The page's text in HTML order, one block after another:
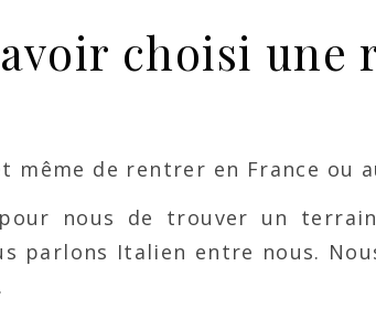
choisi une
même de rentrer en France ou
nous de trouver un
parlons Italien entre nous.